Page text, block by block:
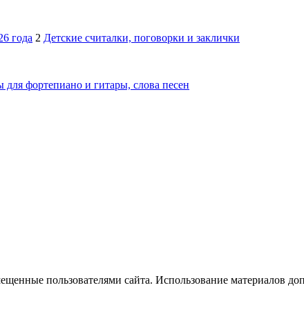
года 2 Детские считалки, поговорки и заклички
для фортепиано и гитары, слова песен
пользователями сайта. Использование материалов